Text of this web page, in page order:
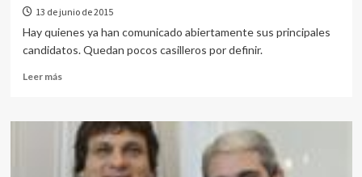
13 de junio de 2015
Hay quienes ya han comunicado abiertamente sus principales
candidatos. Quedan pocos casilleros por definir.
Leer más